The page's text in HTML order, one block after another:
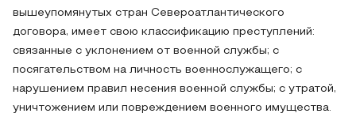
вышеупомянутых стран Североатлантического
договора, имеет свою классификацию преступлений:
связанные с уклонением от военной службы; с
посягательством на личность военнослужащего; с
нарушением правил несения военной службы; с утратой,
уничтожением или повреждением военного имущества.